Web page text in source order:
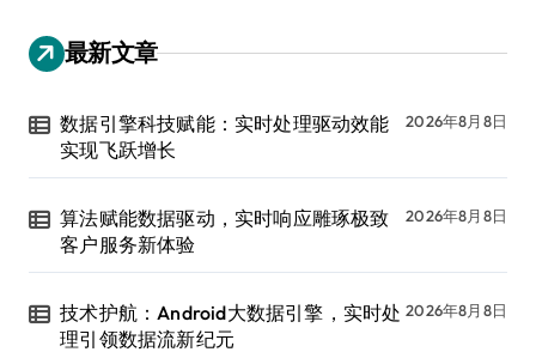
最新文章
数据引擎科技赋能：实时处理驱动效能
实现飞跃增长
2026年8月8日
算法赋能数据驱动，实时响应雕琢极致
客户服务新体验
2026年8月8日
技术护航：Android大数据引擎，实时处
理引领数据流新纪元
2026年8月8日